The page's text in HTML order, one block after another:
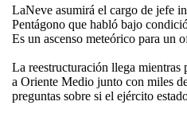
LaNeve asumirá el cargo de jefe
Pentágono que habló bajo
Es un ascenso meteórico para un
La reestructuración llega mientras
a Oriente Medio junto con miles
preguntas sobre si el ejército